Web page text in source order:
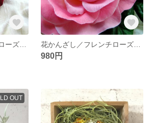
花かんざし／フレンチローズ・ボルドー
980円
OUT